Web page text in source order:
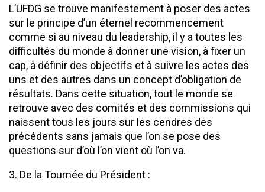
L’UFDG se trouve manifestement à poser des actes
sur le principe d’un éternel recommencement
comme si au niveau du leadership, il y a toutes les
difficultés du monde à donner une vision, à fixer un
cap, à définir des objectifs et à suivre les actes des
uns et des autres dans un concept d’obligation de
résultats. Dans cette situation, tout le monde se
retrouve avec des comités et des commissions qui
naissent tous les jours sur les cendres des
précédents sans jamais que l’on se pose des
questions sur d’où l’on vient où l’on va.
3. De la Tournée du Président :